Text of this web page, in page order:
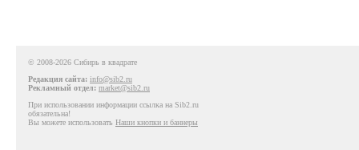
© 2008-2026 Сибирь в квадрате
Редакция сайта: info@sib2.ru
Рекламный отдел: market@sib2.ru
При использовании информации ссылка на Sib2.ru
обязательна!
Вы можете использовать Наши кнопки и баннеры